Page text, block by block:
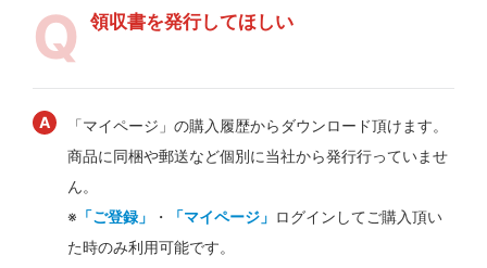
領収書を発行してほしい
「マイページ」の購入履歴からダウンロード頂けます。
商品に同梱や郵送など個別に当社から発行行っていませ
ん。
※ 「ご登録」 ・ 「マイページ」 ログインしてご購入頂い
た時のみ利用可能です。